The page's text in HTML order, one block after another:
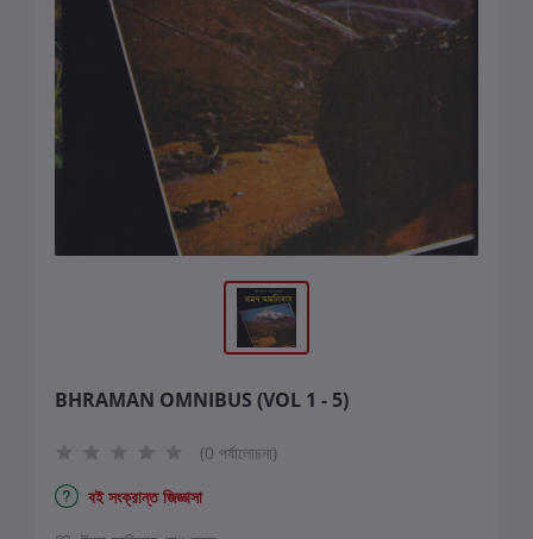
BHRAMAN OMNIBUS (VOL 1 - 5)
(0 পর্যালোচনা)
বই সংক্রান্ত জিজ্ঞাসা